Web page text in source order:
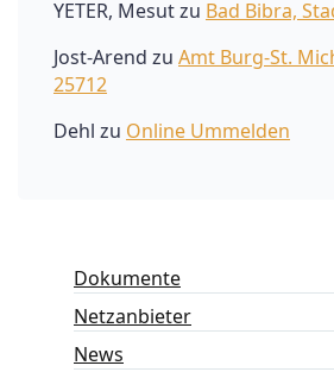
YETER, Mesutzu Bad Bibra,
Jost-Arend zu Amt Burg-St.
25712
Dehl zu Online Ummelden
Dokumente
Netzanbieter
News